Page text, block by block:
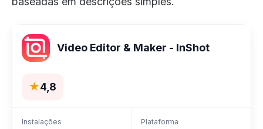
Video Editor & Maker - InShot
★4,8
Instalações Plataforma